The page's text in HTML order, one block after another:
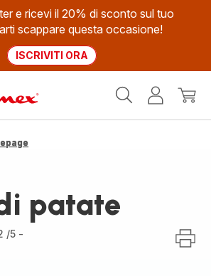
e ricevi il 20% di sconto sul tuo
scappare questa occasione!
ISCRIVITI ORA
Il
patate
/5 -